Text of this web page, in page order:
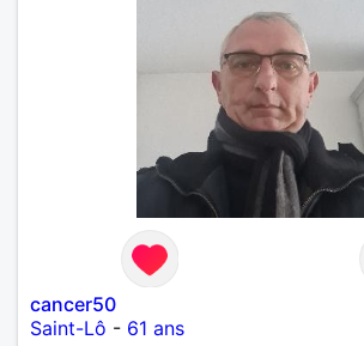
cancer50
Saint-Lô - 61 ans